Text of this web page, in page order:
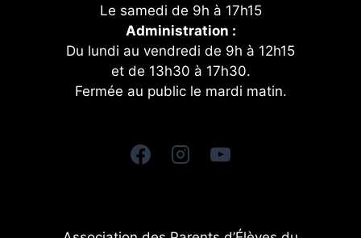
Le samedi de 9h à 17h15
Administration :
Du lundi au vendredi de 9h à 12h15
et de 13h30 à 17h30.
Fermée au public le mardi matin.